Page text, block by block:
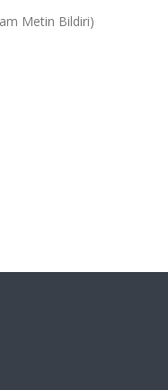
Metin Bildiri)